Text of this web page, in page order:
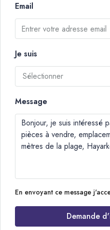
Email
Je suis
Sélectionner
Message
En envoyant ce message
Demande